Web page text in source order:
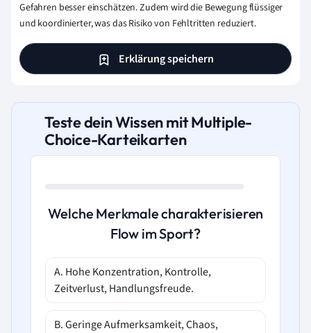
Gefahren besser einschätzen. Zudem wird die Bewegung flüssiger
und koordinierter, was das Risiko von Fehltritten reduziert.
Erklärung speichern
Teste dein Wissen mit Multiple-
Choice-Karteikarten
Welche Merkmale charakterisieren
Flow im Sport?
A. Hohe Konzentration, Kontrolle,
Zeitverlust, Handlungsfreude.
B. Geringe Aufmerksamkeit, Chaos,